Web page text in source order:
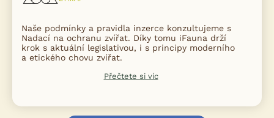
Naše podmínky a pravidla inzerce konzultujeme s
Nadací na ochranu zvířat. Díky tomu iFauna drží
krok s aktuální legislativou, i s principy moderního
a etického chovu zvířat.
Přečtete si víc